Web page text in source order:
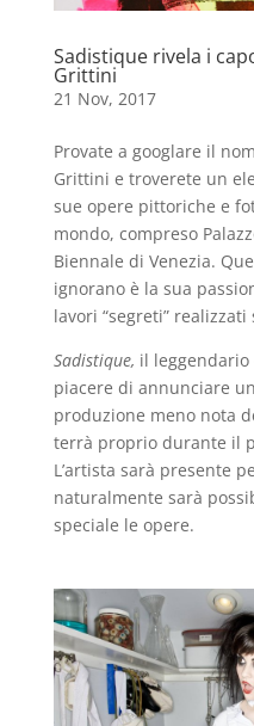
Sadistique rivela i
Grittini
21 Nov, 2017
Provate a googlare il
Grittini e troverete un
sue opere pittoriche e
mondo, compreso
Biennale di Venezia.
ignorano è la sua
lavori “segreti” realizzati
Sadistique, il leggendario
piacere di annunciare
produzione meno nota
terrà proprio durante il
L’artista sarà presente
naturalmente sarà
speciale le opere.